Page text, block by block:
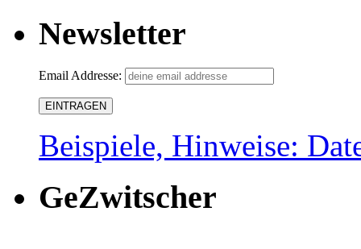
Newsletter
Email Addresse:
Beispiele, Hinweise:
GeZwitscher